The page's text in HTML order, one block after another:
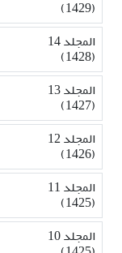
(1429)
المجلد 14
(1428)
المجلد 13
(1427)
المجلد 12
(1426)
المجلد 11
(1425)
المجلد 10